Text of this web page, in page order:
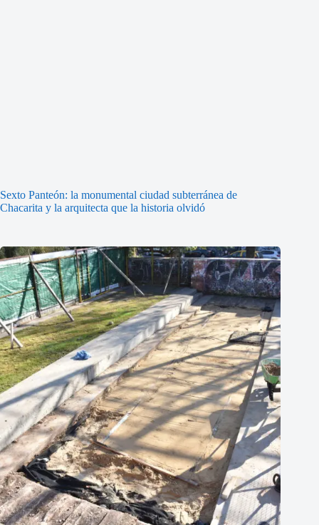
Sexto Panteón: la monumental ciudad subterránea de
Chacarita y la arquitecta que la historia olvidó